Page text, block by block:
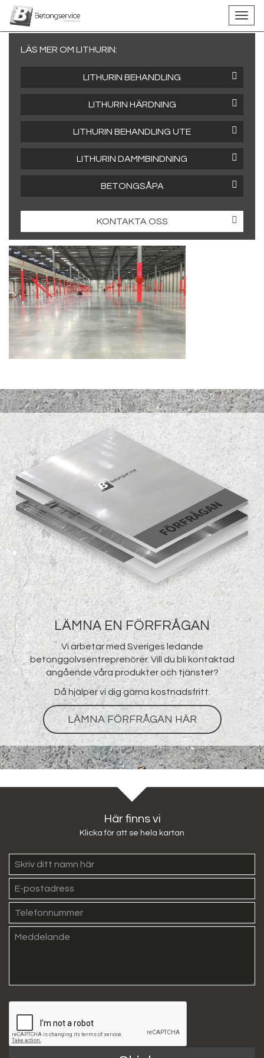
LÄS MER OM LITHURIN:
LITHURIN BEHANDLING
LITHURIN HÄRDNING
LITHURIN BEHANDLING UTE
LITHURIN DAMMBINDNING
BETONGSÅPA
KONTAKTA OSS
LÄMNA EN FÖRFRÅGAN
Vi arbetar med Sveriges ledande
betonggolvsentreprenörer. Vill du bli kontaktad
angående våra produkter och tjänster?
Då hjälper vi dig gärna kostnadsfritt.
LÄMNA FÖRFRÅGAN HÄR
Här finns vi
Klicka för att se hela kartan